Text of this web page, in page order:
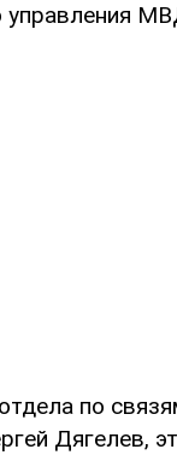
управления
по
Дягелев,